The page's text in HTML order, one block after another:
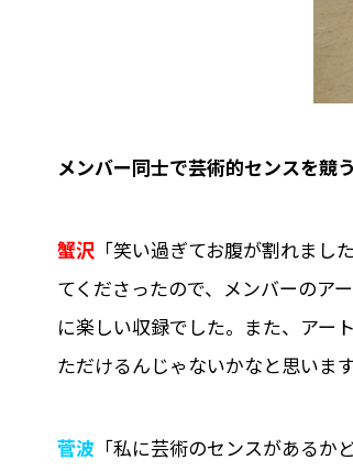
――メンバー同士で芸術的センスを
蟹沢 「笑い過ぎてお腹が割れま
てくださったので、メンバーのア
に楽しい収録でした。また、アー
ただけるんじゃないかなと思います
菅波 「私に芸術のセンスがある